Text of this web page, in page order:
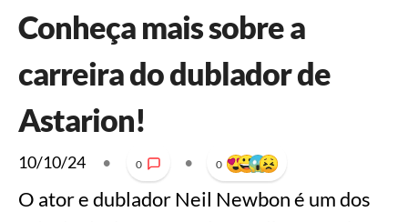
Conheça mais sobre a
carreira do dublador de
Astarion!
10/10/24 • 0 • 0
O ator e dublador Neil Newbon é um dos